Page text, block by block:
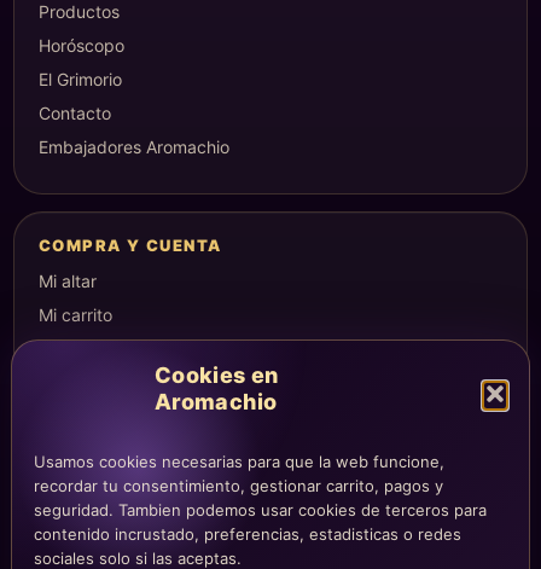
Cookies en
Aromachio
Usamos cookies necesarias para que la web funcione,
recordar tu consentimiento, gestionar carrito, pagos y
seguridad. Tambien podemos usar cookies de terceros para
contenido incrustado, preferencias, estadisticas o redes
sociales solo si las aceptas.
Productos
Horóscopo
El Grimorio
Contacto
Embajadores Aromachio
COMPRA Y CUENTA
Mi altar
Mi carrito
Condiciones de compra
Envíos y devoluciones
LEGAL
Aviso legal